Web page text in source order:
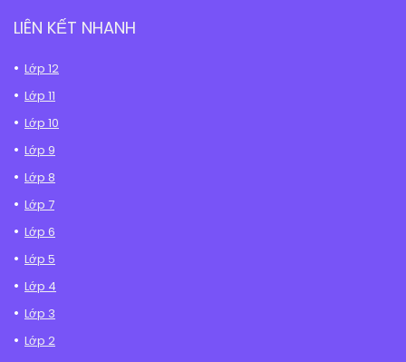
LIÊN KẾT NHANH
Lớp 12
Lớp 11
Lớp 10
Lớp 9
Lớp 8
Lớp 7
Lớp 6
Lớp 5
Lớp 4
Lớp 3
Lớp 2